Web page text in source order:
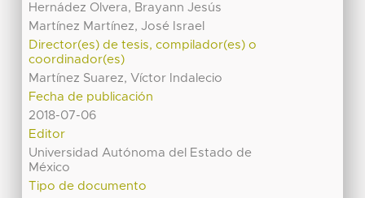
Hernádez Olvera, Brayann Jesús
Martínez Martínez, José Israel
Director(es) de tesis, compilador(es) o
coordinador(es)
Martínez Suarez, Víctor Indalecio
Fecha de publicación
2018-07-06
Editor
Universidad Autónoma del Estado de
México
Tipo de documento